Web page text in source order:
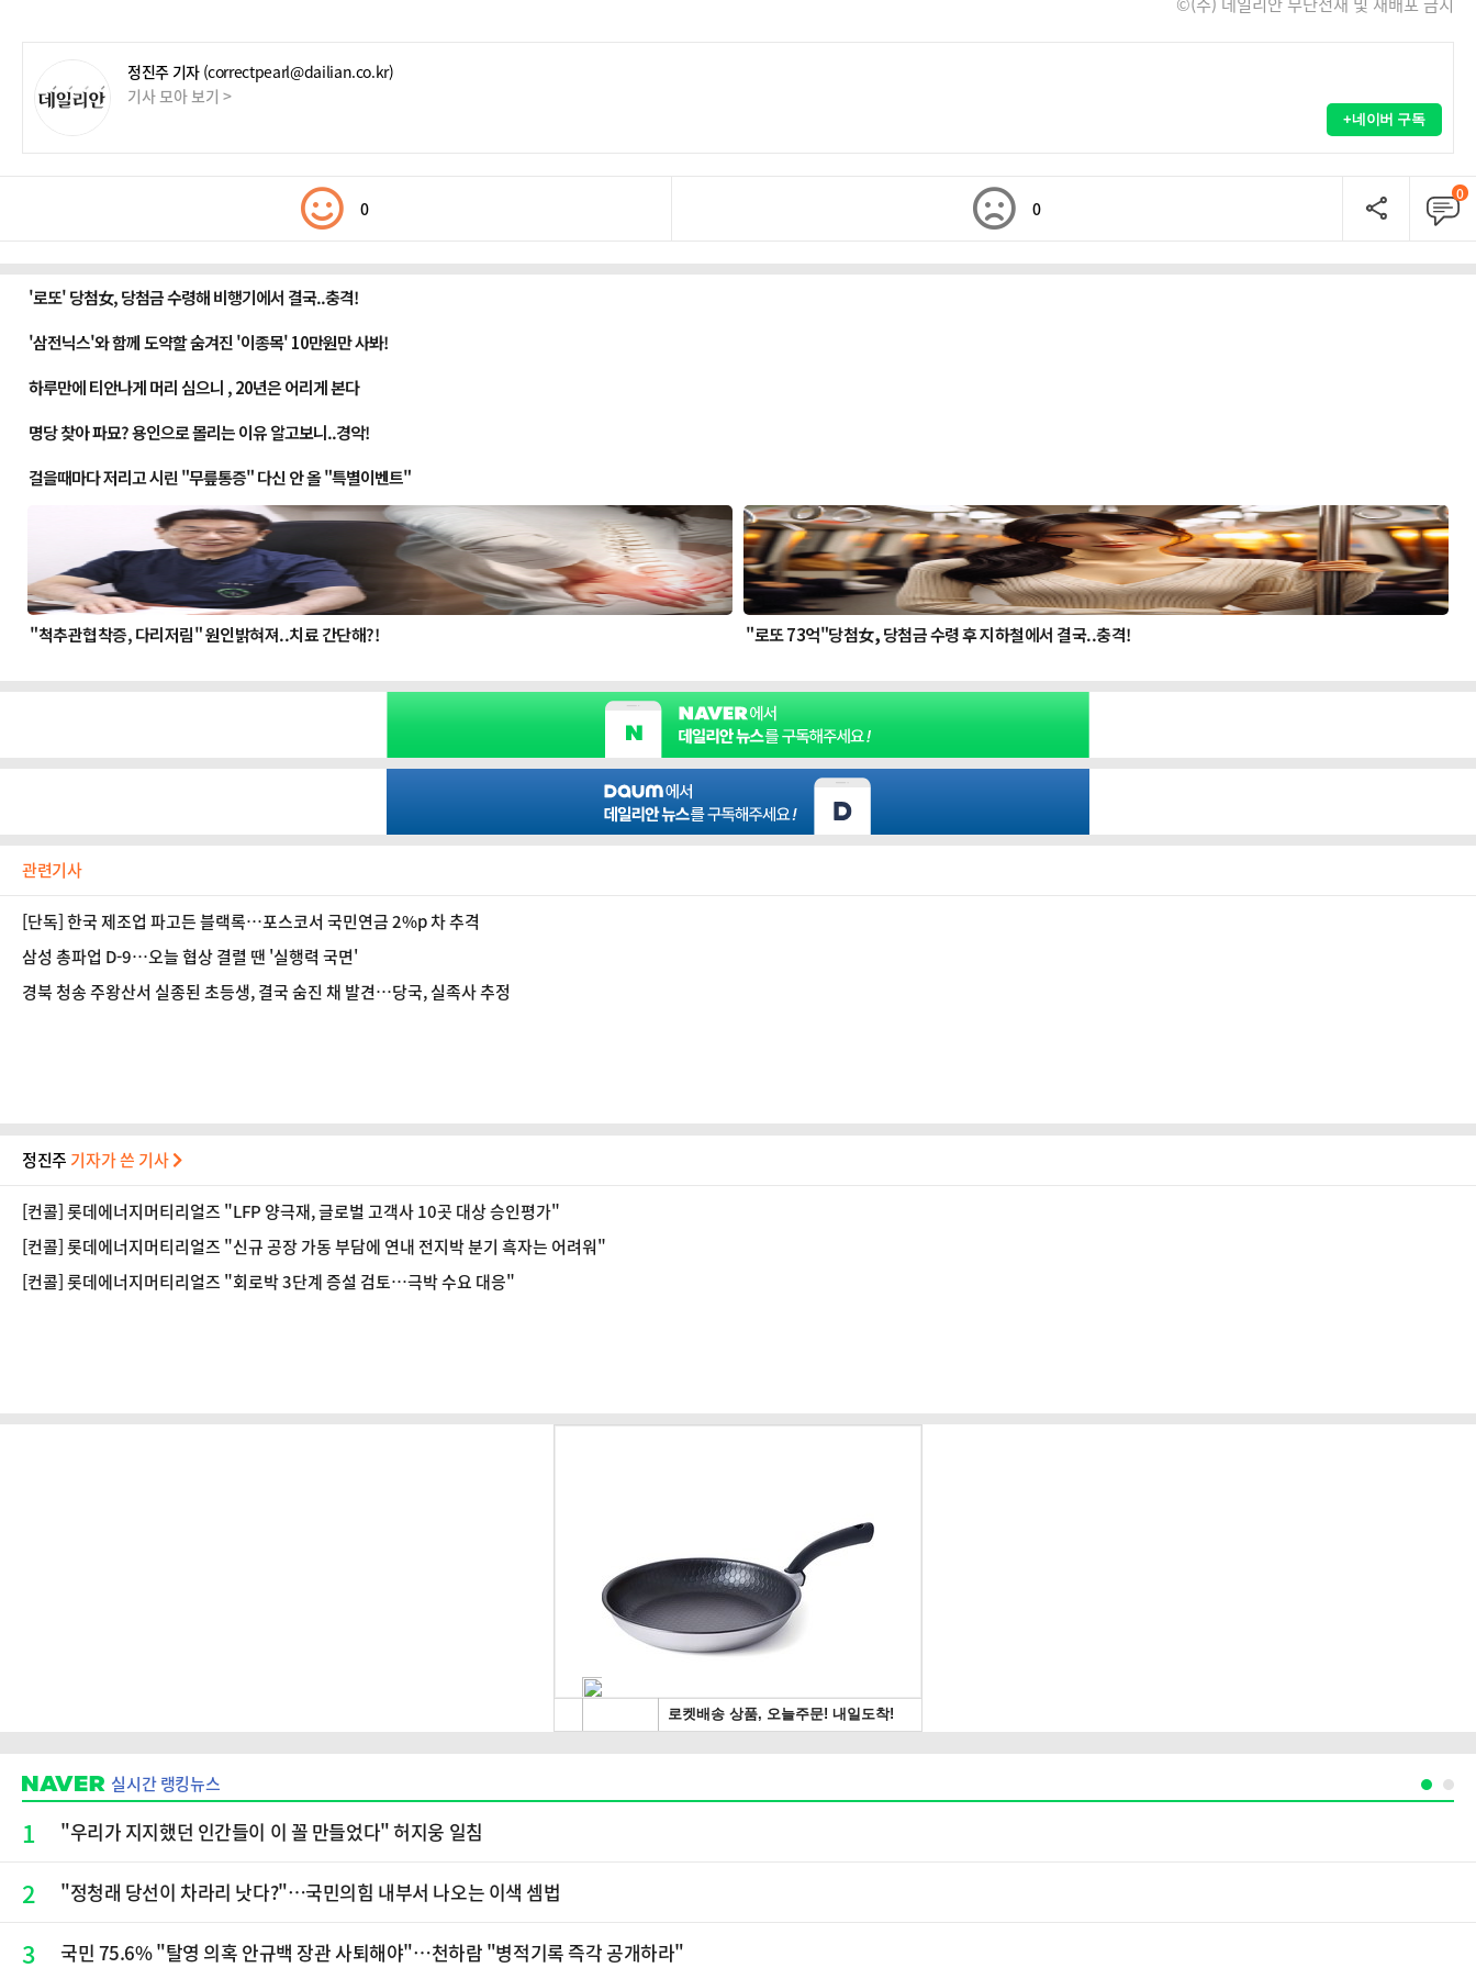
정진주 기자 (correctpearl@dailian.co.kr)
기사 모아 보기 >
+네이버 구독
0 0
0
관련기사
[단독] 한국 제조업 파고든 블랙록…포스코서 국민연금 2%p 차 추격
삼성 총파업 D-9…오늘 협상 결렬 땐 '실행력 국면'
경북 청송 주왕산서 실종된 초등생, 결국 숨진 채 발견…당국, 실족사 추정
정진주 기자가 쓴 기사
[컨콜] 롯데에너지머티리얼즈 "LFP 양극재, 글로벌 고객사 10곳 대상 승인평가"
[컨콜] 롯데에너지머티리얼즈 "신규 공장 가동 부담에 연내 전지박 분기 흑자는 어려워"
[컨콜] 롯데에너지머티리얼즈 "회로박 3단계 증설 검토…극박 수요 대응"
실시간 랭킹뉴스
1 "우리가 지지했던 인간들이 이 꼴 만들었다" 허지웅 일침
2 ​"정청래 당선이 차라리 낫다?"…국민의힘 내부서 나오는 이색 셈법
3 국민 75.6% "탈영 의혹 안규백 장관 사퇴해야"…천하람 "병적기록 즉각 공개하라"